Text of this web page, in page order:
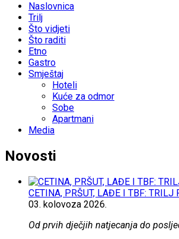
Naslovnica
Trilj
Što vidjeti
Što raditi
Etno
Gastro
Smještaj
Hoteli
Kuće za odmor
Sobe
Apartmani
Media
Novosti
CETINA, PRŠUT, LAĐE I TBF: TRILJ
03. kolovoza 2026.
Od prvih dječjih natjecanja do